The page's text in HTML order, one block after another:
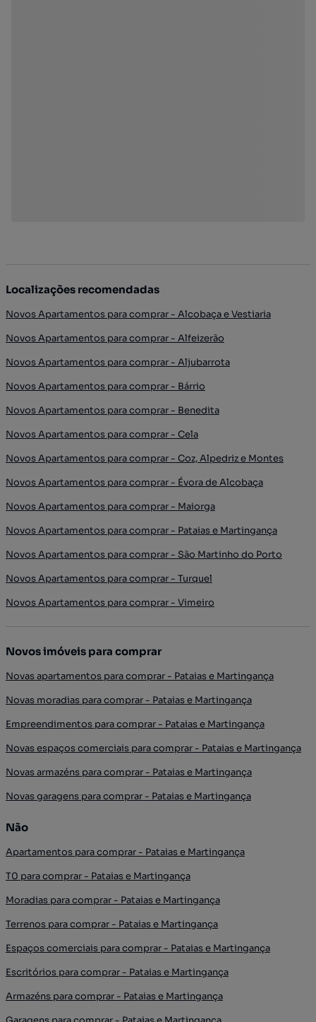
Localizações recomendadas
Novos Apartamentos para comprar - Alcobaça e Vestiaria
Novos Apartamentos para comprar - Alfeizerão
Novos Apartamentos para comprar - Aljubarrota
Novos Apartamentos para comprar - Bárrio
Novos Apartamentos para comprar - Benedita
Novos Apartamentos para comprar - Cela
Novos Apartamentos para comprar - Coz, Alpedriz e Montes
Novos Apartamentos para comprar - Évora de Alcobaça
Novos Apartamentos para comprar - Maiorga
Novos Apartamentos para comprar - Pataias e Martingança
Novos Apartamentos para comprar - São Martinho do Porto
Novos Apartamentos para comprar - Turquel
Novos Apartamentos para comprar - Vimeiro
Novos imóveis para comprar
Novas apartamentos para comprar - Pataias e Martingança
Novas moradias para comprar - Pataias e Martingança
Empreendimentos para comprar - Pataias e Martingança
Novas espaços comerciais para comprar - Pataias e Martingança
Novas armazéns para comprar - Pataias e Martingança
Novas garagens para comprar - Pataias e Martingança
Não
Apartamentos para comprar - Pataias e Martingança
T0 para comprar - Pataias e Martingança
Moradias para comprar - Pataias e Martingança
Terrenos para comprar - Pataias e Martingança
Espaços comerciais para comprar - Pataias e Martingança
Escritórios para comprar - Pataias e Martingança
Armazéns para comprar - Pataias e Martingança